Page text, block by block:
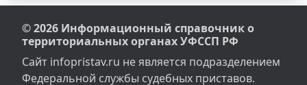
© 2026 Информационный справочник о
территориальных органах УФССП РФ
Сайт infopristav.ru не является подразделением
Федеральной службы судебных приставов.